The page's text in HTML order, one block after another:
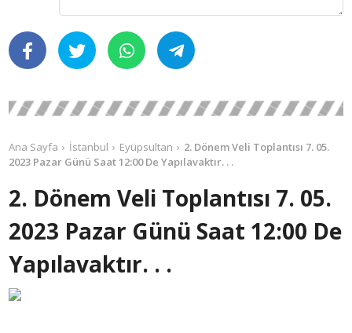
Ana Sayfa İstanbul Eyüpsultan
2. Dönem Veli Toplantısı 7. 05.
2023 Pazar Günü Saat 12:00 De Yapılavaktır. . .
2. Dönem Veli Toplantısı 7. 05.
2023 Pazar Günü Saat 12:00 De
Yapılavaktır. . .